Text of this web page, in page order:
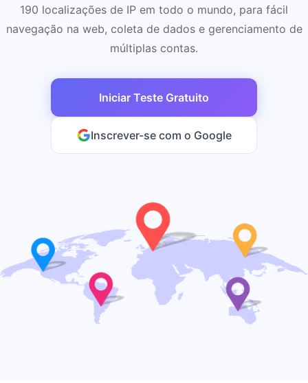
190 localizações de IP em todo o mundo, para fácil
navegação na web, coleta de dados e gerenciamento de
múltiplas contas.
Iniciar Teste Gratuito
Inscrever-se com o Google